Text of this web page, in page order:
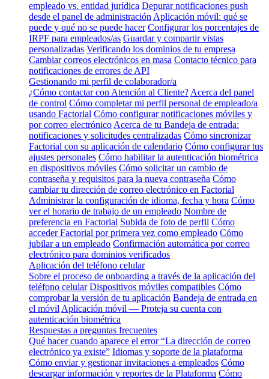
empleado vs. entidad jurídica Depurar notificaciones push
desde el panel de administración Aplicación móvil: qué se
puede y qué no se puede hacer Configurar los porcentajes de
IRPF para empleados/as Guardar y compartir vistas
personalizadas Verificando los dominios de tu empresa
Cambiar correos electrónicos en masa Contacto técnico para
notificaciones de errores de API
Gestionando mi perfil de colaborador/a
¿Cómo contactar con Atención al Cliente? Acerca del panel
de control Cómo completar mi perfil personal de empleado/a
usando Factorial Cómo configurar notificaciones móviles y
por correo electrónico Acerca de tu Bandeja de entrada:
notificaciones y solicitudes centralizadas Cómo sincronizar
Factorial con su aplicación de calendario Cómo configurar tus
ajustes personales Cómo habilitar la autenticación biométrica
en dispositivos móviles Cómo solicitar un cambio de
contraseña y requisitos para la nueva contraseña Cómo
cambiar tu dirección de correo electrónico en Factorial
Administrar la configuración de idioma, fecha y hora Cómo
ver el horario de trabajo de un empleado Nombre de
preferencia en Factorial Subida de foto de perfil Cómo
acceder Factorial por primera vez como empleado Cómo
jubilar a un empleado Confirmación automática por correo
electrónico para dominios verificados
Aplicación del teléfono celular
Sobre el proceso de onboarding a través de la aplicación del
teléfono celular Dispositivos móviles compatibles Cómo
comprobar la versión de tu aplicación Bandeja de entrada en
el móvil Aplicación móvil — Proteja su cuenta con
autenticación biométrica
Respuestas a preguntas frecuentes
Qué hacer cuando aparece el error “La dirección de correo
electrónico ya existe” Idiomas y soporte de la plataforma
Cómo enviar y gestionar invitaciones a empleados Cómo
descargar información y reportes de la Plataforma Cómo